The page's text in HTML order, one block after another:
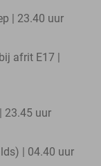
| 23.40 uur
afrit E17 |
23.45 uur
| 04.40 uur